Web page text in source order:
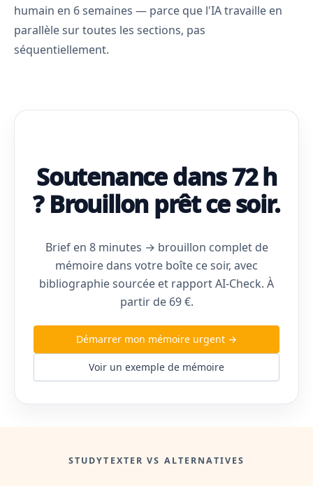
humain en 6 semaines — parce que l'IA travaille en
parallèle sur toutes les sections, pas
séquentiellement.
Soutenance dans 72 h
? Brouillon prêt ce soir.
Brief en 8 minutes → brouillon complet de
mémoire dans votre boîte ce soir, avec
bibliographie sourcée et rapport AI-Check. À
partir de 69 €.
Démarrer mon mémoire urgent →
Voir un exemple de mémoire
STUDYTEXTER VS ALTERNATIVES